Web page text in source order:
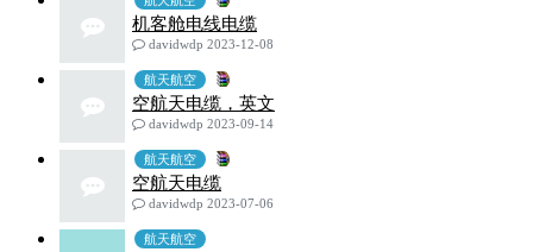
机客舱电线电缆
davidwdp 2023-12-08
航天航空
空航天电缆，英文
davidwdp 2023-09-14
航天航空
空航天电缆
davidwdp 2023-07-06
航天航空